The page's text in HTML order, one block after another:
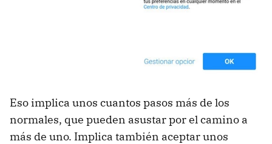
Eso implica unos cuantos pasos más de los
normales, que pueden asustar por el camino a
más de uno. Implica también aceptar unos